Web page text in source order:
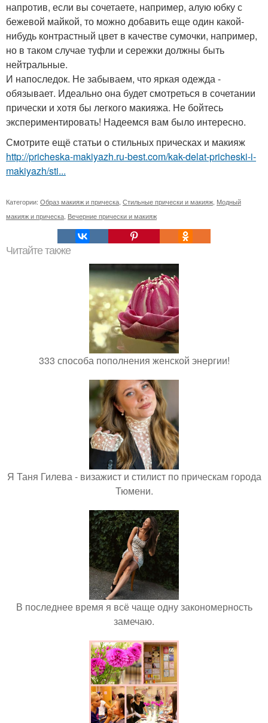
напротив, если вы сочетаете, например, алую юбку с
бежевой майкой, то можно добавить еще один какой-
нибудь контрастный цвет в качестве сумочки, например,
но в таком случае туфли и сережки должны быть
нейтральные.
И напоследок. Не забываем, что яркая одежда -
обязывает. Идеально она будет смотреться в сочетании
прически и хотя бы легкого макияжа. Не бойтесь
экспериментировать! Надеемся вам было интересно.
Смотрите ещё статьи о стильных прическах и макияж
http://pricheska-makiyazh.ru-best.com/kak-delat-pricheski-i-
makiyazh/sti...
Категории: Образ макияж и прическа Стильные прически и макияж Модный
макияж и прическа Вечерние прически и макияж
Читайте также
333 способа пополнения женской энергии!
Я Таня Гилева - визажист и стилист по прическам города
Тюмени.
В последнее время я всё чаще одну закономерность
замечаю.